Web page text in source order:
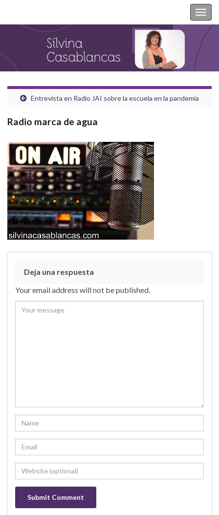
Entrevista en Radio JAI sobre la escuela en la pandemia
Radio marca de agua
Deja una respuesta
Your email address will not be published.